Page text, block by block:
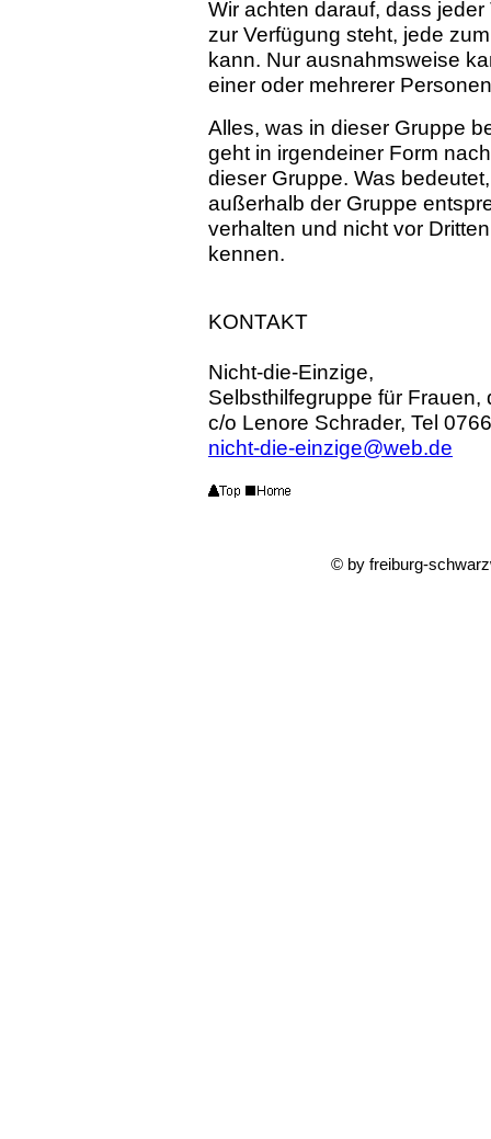
Wir achten darauf, dass
zur Verfügung steht, jede
kann. Nur ausnahmsweise
einer oder mehrerer
Alles, was in dieser Gruppe
geht in irgendeiner Form
dieser Gruppe. Was
außerhalb der Gruppe
verhalten und nicht vor
kennen.
KONTAKT
Nicht-die-Einzige,
Selbsthilfegruppe für
c/o Lenore Schrader, Tel
nicht-die-einzige@web.de
© by freiburg-